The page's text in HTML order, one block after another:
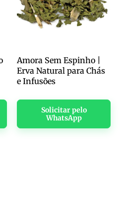
Amora Sem Espinho |
Erva Natural para Chás
e Infusões
Solicitar pelo
WhatsApp